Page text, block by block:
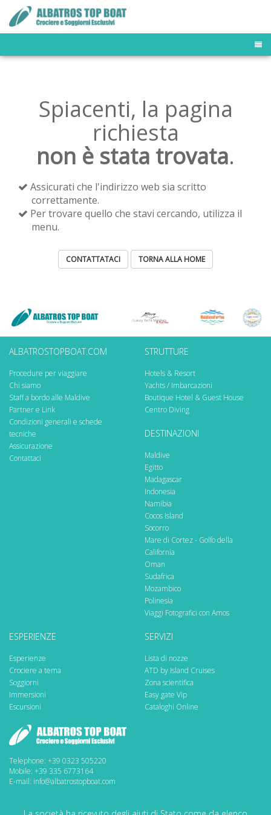
FLOTTA MALDIVE
BUSINESS TRAVELER
NEWS & PRESS
OFFERTE E LAST MINUTE
Spiacenti, la pagina
richiesta
non è stata trovata.
Assicurati che l'indirizzo web sia scritto
correttamente.
Per trovare quello che stavi cercando, utilizza il
menu.
CONTATTATACI TORNA ALLA HOME
ALBATROSTOPBOAT.COM
Procedure per viaggiare
Chi siamo
Staff a bordo alle Maldive
Partner e Link
Condizioni generali e schede
tecniche
Assicurazione
Contattaci
STRUTTURE
Hotels & Resort
Yachts / Imbarcazioni
Boutique Hotel & Guest House
Centro Diving
DESTINAZIONI
Maldive
Egitto
Madagascar
Indonesia
Namibia
Cocos Island
Socorro
Mare di Cortez - Golfo della
California
Oman
Sudafrica
Mozambico
Polinesia
Viaggi Fotografici con Amos
ESPERIENZE
Esperienze
Crociere a tema
Soggiorni
Immersioni
Escursioni
SERVIZI
Lista di nozze
ATD by Island Cruises
Zona scientifica
Easy gate Vip
Cataloghi Online
Telephone: +39 0323 505220
Mobile: +39 335 6773164
E-mail: info@albatrostopboat.com